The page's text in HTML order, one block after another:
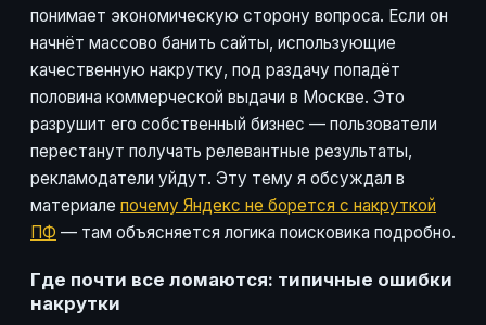
понимает экономическую сторону вопроса. Если он
начнёт массово банить сайты, использующие
качественную накрутку, под раздачу попадёт
половина коммерческой выдачи в Москве. Это
разрушит его собственный бизнес — пользователи
перестанут получать релевантные результаты,
рекламодатели уйдут. Эту тему я обсуждал в
материале почему Яндекс не борется с накруткой
ПФ — там объясняется логика поисковика подробно.
Где почти все ломаются: типичные ошибки
накрутки